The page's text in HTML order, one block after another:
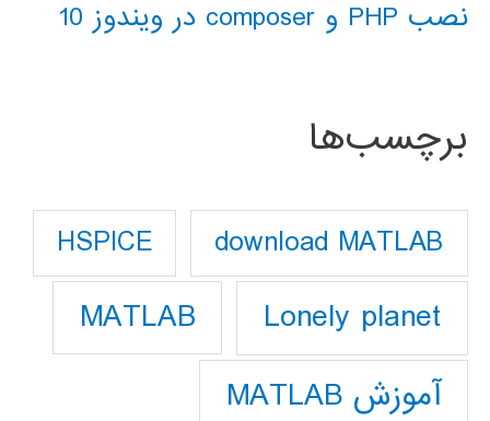
نصب PHP و composer در ویندوز 10
برچسب‌ها
download MATLAB
HSPICE
Lonely planet
MATLAB
آموزش MATLAB